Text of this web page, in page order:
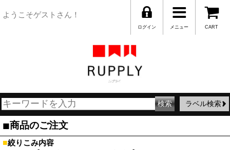
ようこそゲストさん！
CART
メニュー
ログイン
ラベル検索
■商品のご注文
■絞りこみ内容